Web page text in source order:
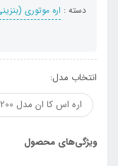
دسته : اره موتوری
انتخاب مدل:
اره اس کا ان مدل 7200 با تیغه 60 سانت
ویژگی‌های محصول